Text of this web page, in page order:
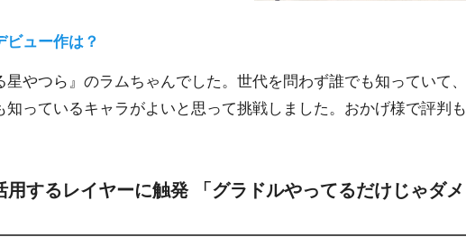
ュー作は？
星やつら』のラムちゃんでした。世代を問わず誰でも知っていて、
知っているキャラがよいと思って挑戦しました。おかげ様で評判も
用するレイヤーに触発 「グラドルやってるだけじゃダメ